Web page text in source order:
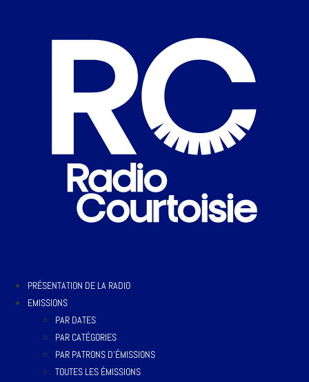
PRÉSENTATION DE LA RADIO
EMISSIONS
PAR DATES
PAR CATÉGORIES
PAR PATRONS D’ÉMISSIONS
TOUTES LES ÉMISSIONS